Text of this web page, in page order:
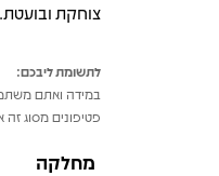
צוחקת ובועטת.
לתשומת ליבכם:
במידה ואתם
פטיפונים מסוג
מחלקה